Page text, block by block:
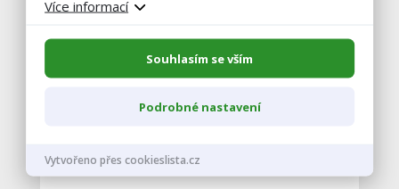
republiky na dovozech potravin,“ uvedl
předseda svazu Martin Pýcha.
foto: pixabay.com
Více informací
Souhlasím se vším
Podrobné nastavení
Vytvořeno přes cookieslista.cz